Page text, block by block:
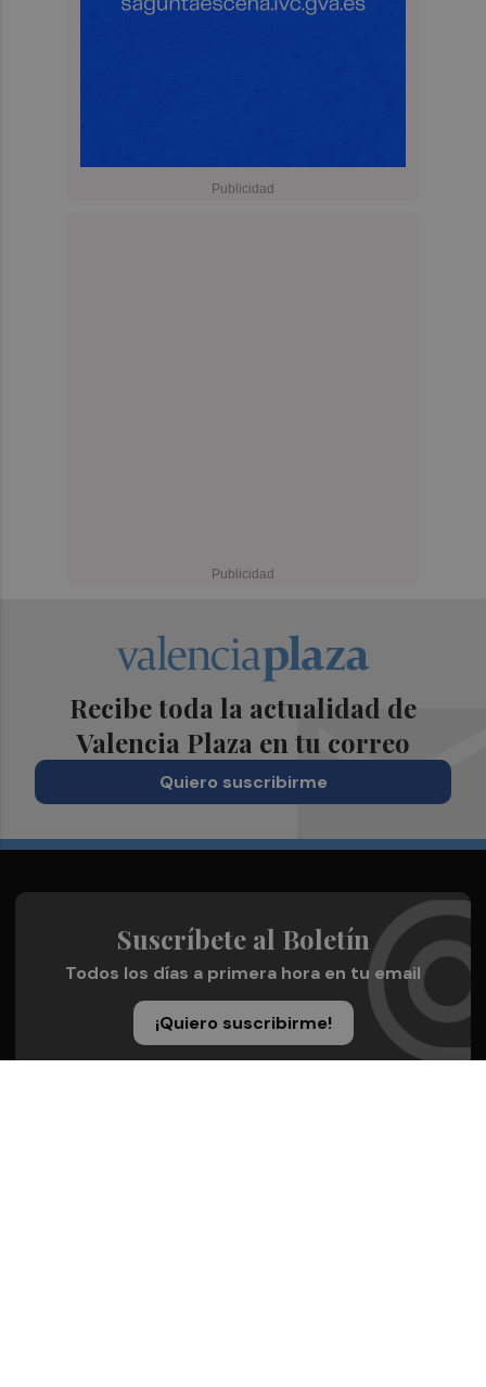
Recibe toda la actualidad de
Valencia Plaza en tu correo
Quiero suscribirme
Suscríbete al Boletín
Todos los días a primera hora en tu email
¡Quiero suscribirme!